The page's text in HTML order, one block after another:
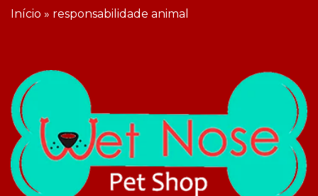
Início » responsabilidade animal